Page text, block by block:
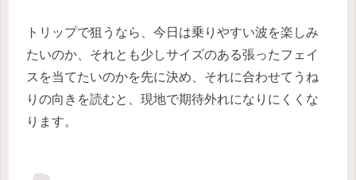
トリップで狙うなら、今日は乗りやすい波を楽しみ
たいのか、それとも少しサイズのある張ったフェイ
スを当てたいのかを先に決め、それに合わせてうね
りの向きを読むと、現地で期待外れになりにくくな
ります。